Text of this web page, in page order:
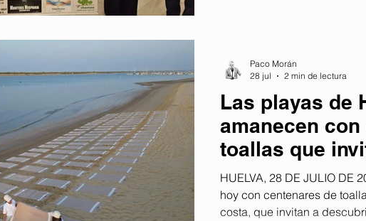
Las playas de
amanecen
toallas que
Saggita
HUELVA, 28 DE JULIO DE
hoy con centenares de
costa, que invitan a
Paco Morán
28 jul
2 min de lectura